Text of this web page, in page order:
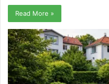
Read More »